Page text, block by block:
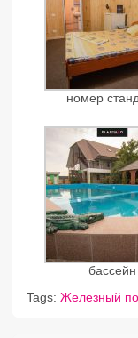
номер
бассейн
Tags:Железный